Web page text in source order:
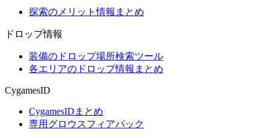
探索のメリット情報まとめ
ドロップ情報
装備のドロップ場所検索ツール
各エリアのドロップ情報まとめ
CygamesID
CygamesIDまとめ
専用グロウスフィアパック